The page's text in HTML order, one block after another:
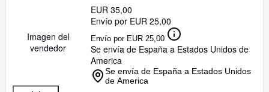
Imagen del
vendedor
EUR 35,00
Envío por EUR 25,00
Envío por EUR 25,00
Se envía de España a Estados Unidos de
America
Se envía de España a Estados Unidos
de America